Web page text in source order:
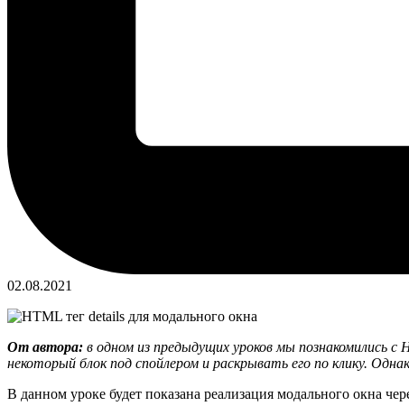
02.08.2021
От автора: в одном из предыдущих уроков мы познакомились
некоторый блок под спойлером и раскрывать его по клику.
В данном уроке будет показана реализация модального окна